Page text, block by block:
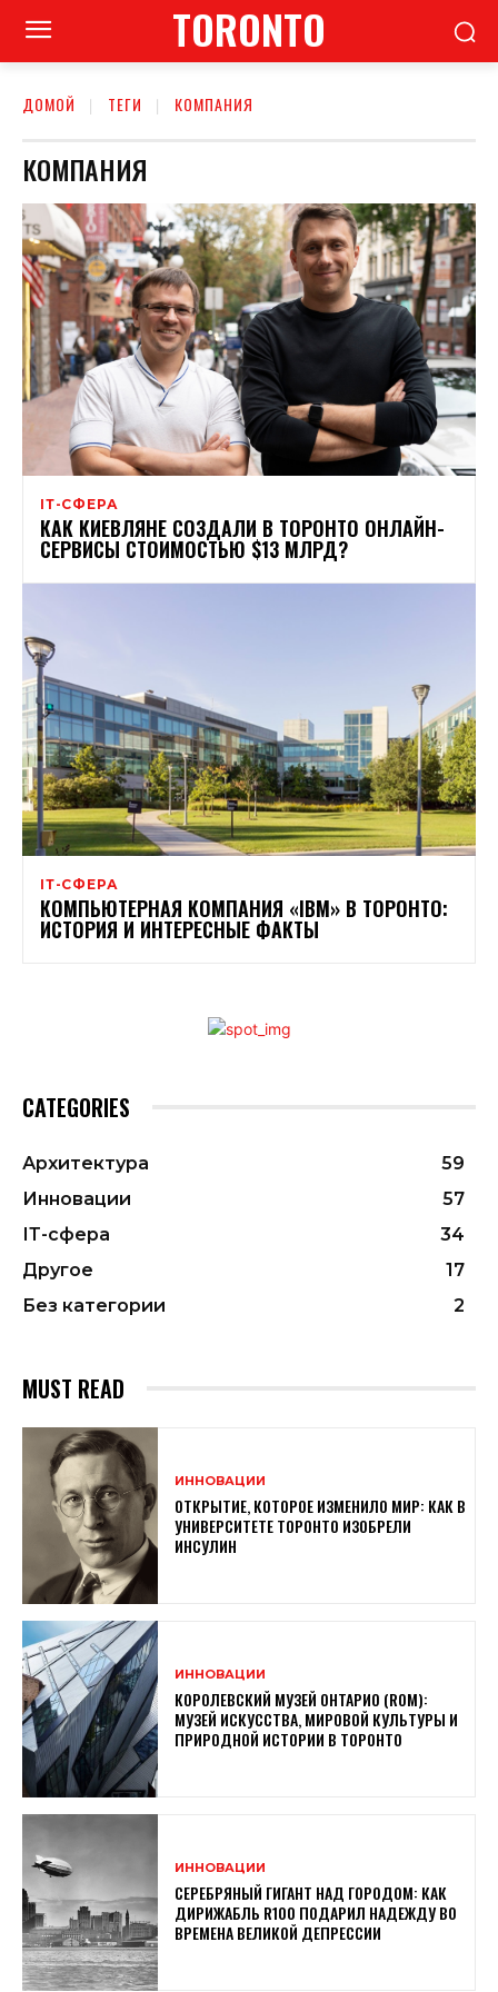
TORONTO
ДОМОЙ ТЕГИ КОМПАНИЯ
КОМПАНИЯ
ІТ-СФЕРА
КАК КИЕВЛЯНЕ СОЗДАЛИ В ТОРОНТО ОНЛАЙН-
СЕРВИСЫ СТОИМОСТЬЮ $13 МЛРД?
ІТ-СФЕРА
КОМПЬЮТЕРНАЯ КОМПАНИЯ «IBM» В ТОРОНТО:
ИСТОРИЯ И ИНТЕРЕСНЫЕ ФАКТЫ
CATEGORIES
Архитектура
59
Инновации
57
ІТ-сфера
34
Другое
17
Без категории
2
MUST READ
ИННОВАЦИИ
ОТКРЫТИЕ, КОТОРОЕ ИЗМЕНИЛО МИР: КАК В
УНИВЕРСИТЕТЕ ТОРОНТО ИЗОБРЕЛИ
ИНСУЛИН
ИННОВАЦИИ
КОРОЛЕВСКИЙ МУЗЕЙ ОНТАРИО (ROM):
МУЗЕЙ ИСКУССТВА, МИРОВОЙ КУЛЬТУРЫ И
ПРИРОДНОЙ ИСТОРИИ В ТОРОНТО
ИННОВАЦИИ
СЕРЕБРЯНЫЙ ГИГАНТ НАД ГОРОДОМ: КАК
ДИРИЖАБЛЬ R100 ПОДАРИЛ НАДЕЖДУ ВО
ВРЕМЕНА ВЕЛИКОЙ ДЕПРЕССИИ